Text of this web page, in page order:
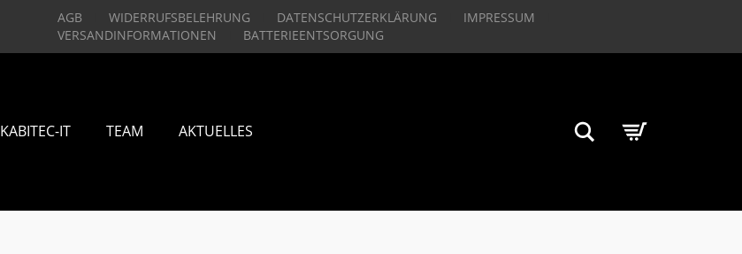
AGB WIDERRUFSBELEHRUNG DATENSCHUTZERKLÄRUNG
IMPRESSUM
VERSANDINFORMATIONEN
BATTERIEENTSORGUNG
KABITEC-IT TEAM AKTUELLES Suchen